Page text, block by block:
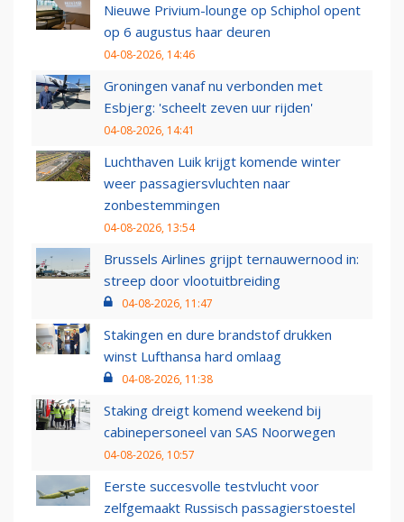
Nieuwe Privium-lounge op Schiphol opent
op 6 augustus haar deuren
04-08-2026, 14:46
Groningen vanaf nu verbonden met
Esbjerg: 'scheelt zeven uur rijden'
04-08-2026, 14:41
Luchthaven Luik krijgt komende winter
weer passagiersvluchten naar
zonbestemmingen
04-08-2026, 13:54
Brussels Airlines grijpt ternauwernood in:
streep door vlootuitbreiding
04-08-2026, 11:47
Stakingen en dure brandstof drukken
winst Lufthansa hard omlaag
04-08-2026, 11:38
Staking dreigt komend weekend bij
cabinepersoneel van SAS Noorwegen
04-08-2026, 10:57
Eerste succesvolle testvlucht voor
zelfgemaakt Russisch passagierstoestel